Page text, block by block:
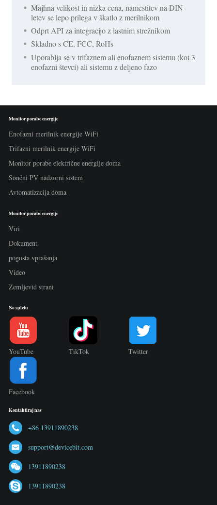
Majhna velikost in nizka cena, namestitev na DIN-
letev se lepo prilega v škatlo z merilnikom
Odprt API za integracijo z lastnim strežnikom
Skladno s CE, FCC, RoHs
Uporablja se v trifaznem ali enofaznem sistemu (kot 3
enofazni števci) ali sistemu z deljeno fazo
Monitor porabe energije
Enofazni merilnik energije WiFi
Trifazni merilnik energije WiFi
Monitor porabe električne energije doma
Sončni PV nadzorni sistem
Avtomatizacija doma
Monitor porabe energije
Viri
Dokument
pogosta vprašanja
Video
Zemljevid strani
Na spletu
YouTube TikTok Twitter
Facebook
Kontaktiraj nas
+86 13911890238
support@devicebit.com
13911890238
13911890238